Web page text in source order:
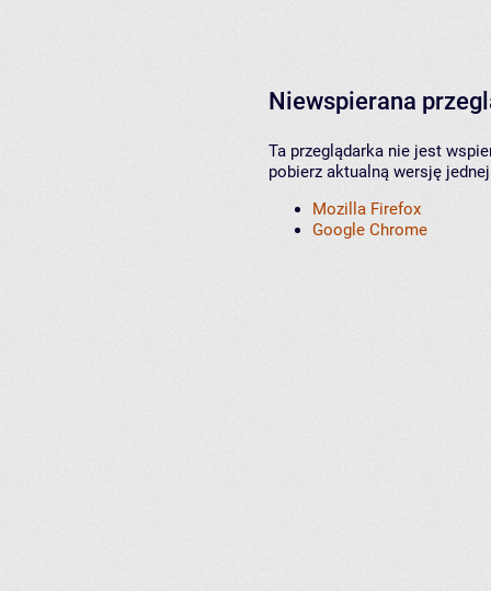
Niewspierana
Ta przeglądarka nie jest
pobierz aktualną wersję
Mozilla Firefox
Google Chrome